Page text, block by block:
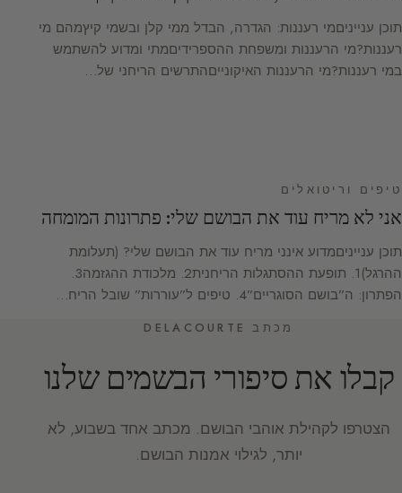
תוכן ענייניםמי רעננות: הגדרה, הבדל ממי קלן ובשמי קיץמהם מי
רעננות?מי הרעננות ומשפחת ההספרידיםמתי ומדוע להשתמש
במי רעננות?מי הרעננות האיקונייםהתרשים הריחני של…
טיפים וריטואלים
אני לא מריח עוד את הבושם שלי: פתרונות המומחה
תוכן ענייניםמדוע אינני מריח עוד את הבושם שלי? (תעלומת
ההרגל)1. תופעת ההסתגלות הריחנית2. מלכודת ההגזמה3.
הפתרון: ה”בושם הסוגריים”4. טיפים ל”עוררות” שובל הריח…
מכתב DELACOURTE
קבלו את סיפורי הבשמים שלנו
הצטרפו לקהילת אוהבי הבושם. מכתב אחד בשבוע, לא
יותר, לגילוי אמנות הבושם.